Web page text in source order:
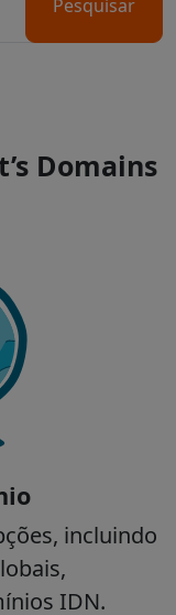
Pesquisar